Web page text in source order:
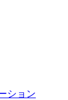
ション